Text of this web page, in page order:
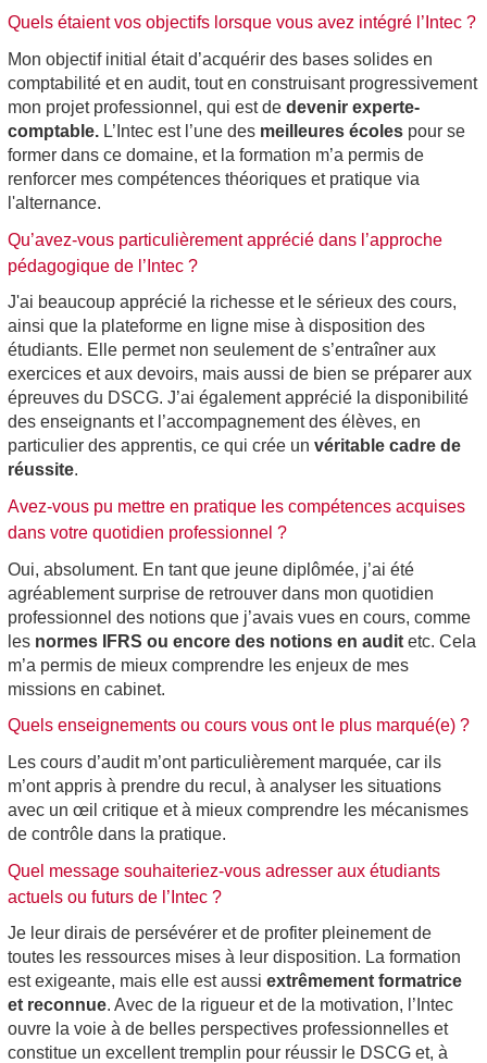
Quels étaient vos objectifs lorsque vous avez intégré l’Intec ?
Mon objectif initial était d’acquérir des bases solides en
comptabilité et en audit, tout en construisant progressivement
mon projet professionnel, qui est de devenir experte-
comptable.L’Intec est l’une des meilleures écoles pour se
former dans ce domaine, et la formation m’a permis de
renforcer mes compétences théoriques et pratique via
l'alternance.
Qu’avez-vous particulièrement apprécié dans l’approche
pédagogique de l’Intec ?
J'ai beaucoup apprécié la richesse et le sérieux des cours,
ainsi que la plateforme en ligne mise à disposition des
étudiants. Elle permet non seulement de s’entraîner aux
exercices et aux devoirs, mais aussi de bien se préparer aux
épreuves du DSCG. J’ai également apprécié la disponibilité
des enseignants et l’accompagnement des élèves, en
particulier des apprentis, ce qui crée un véritable cadre de
réussite.
Avez-vous pu mettre en pratique les compétences acquises
dans votre quotidien professionnel ?
Oui, absolument. En tant que jeune diplômée, j’ai été
agréablement surprise de retrouver dans mon quotidien
professionnel des notions que j’avais vues en cours, comme
les normes IFRS ou encore des notions en auditetc. Cela
m’a permis de mieux comprendre les enjeux de mes
missions en cabinet.
Quels enseignements ou cours vous ont le plus marqué(e) ?
Les cours d’audit m’ont particulièrement marquée, car ils
m’ont appris à prendre du recul, à analyser les situations
avec un œil critique et à mieux comprendre les mécanismes
de contrôle dans la pratique.
Quel message souhaiteriez-vous adresser aux étudiants
actuels ou futurs de l’Intec ?
Je leur dirais de persévérer et de profiter pleinement de
toutes les ressources mises à leur disposition. La formation
est exigeante, mais elle est aussi extrêmement formatrice
et reconnue. Avec de la rigueur et de la motivation, l’Intec
ouvre la voie à de belles perspectives professionnelles et
constitue un excellent tremplin pour réussir le DSCG et, à